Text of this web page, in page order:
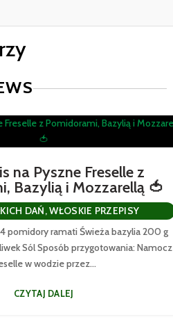
na Pyszne Freselle z
Bazylią i Mozzarellą 🍅
DAŃ,WŁOSKIE PRZEPISY
4 pomidory ramati Świeża bazylia 200 g
Sól Sposób przygotowania: Namocz
w wodzie przez...
CZYTAJ DALEJ